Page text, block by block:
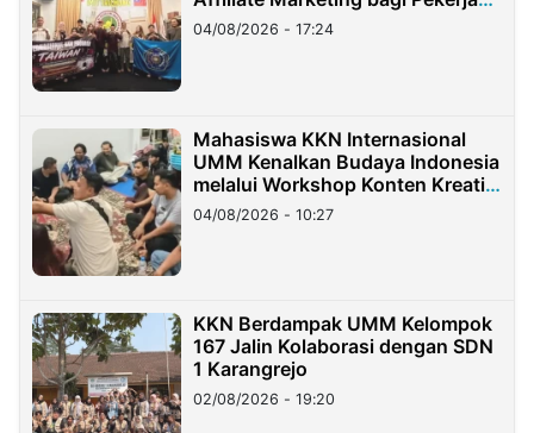
Migran Indonesia di Taiwan
04/08/2026 - 17:24
Mahasiswa KKN Internasional
UMM Kenalkan Budaya Indonesia
melalui Workshop Konten Kreatif
di Taiwan
04/08/2026 - 10:27
KKN Berdampak UMM Kelompok
167 Jalin Kolaborasi dengan SDN
1 Karangrejo
02/08/2026 - 19:20